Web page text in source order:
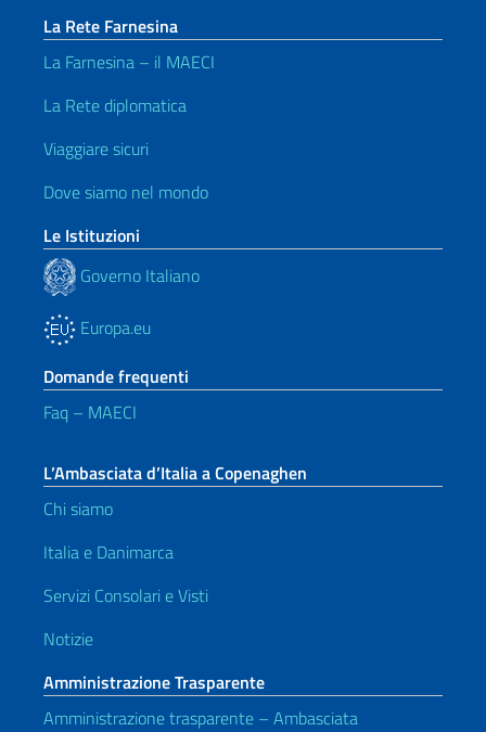
La Rete Farnesina
La Farnesina – il MAECI
La Rete diplomatica
Viaggiare sicuri
Dove siamo nel mondo
Le Istituzioni
Governo Italiano
Europa.eu
Domande frequenti
Faq – MAECI
L’Ambasciata d’Italia a Copenaghen
Chi siamo
Italia e Danimarca
Servizi Consolari e Visti
Notizie
Amministrazione Trasparente
Amministrazione trasparente – Ambasciata